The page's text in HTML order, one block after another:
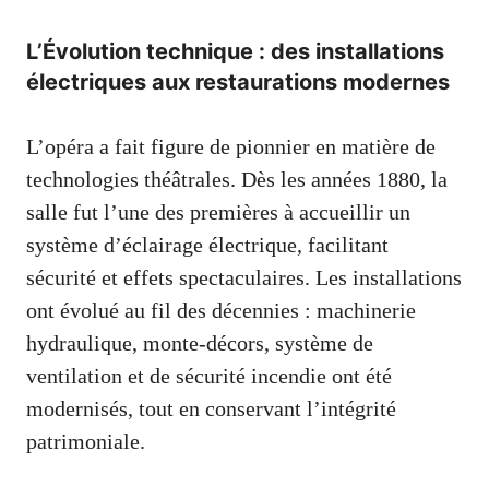
L’Évolution technique : des installations
électriques aux restaurations modernes
L’opéra a fait figure de pionnier en matière de
technologies théâtrales. Dès les années 1880, la
salle fut l’une des premières à accueillir un
système d’éclairage électrique, facilitant
sécurité et effets spectaculaires. Les installations
ont évolué au fil des décennies : machinerie
hydraulique, monte-décors, système de
ventilation et de sécurité incendie ont été
modernisés, tout en conservant l’intégrité
patrimoniale.